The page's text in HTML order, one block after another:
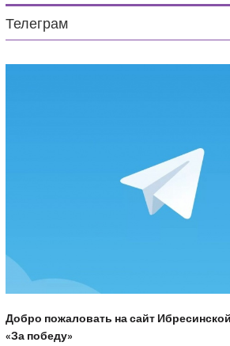
Телеграм
Добро пожаловать на сайт
«За победу»